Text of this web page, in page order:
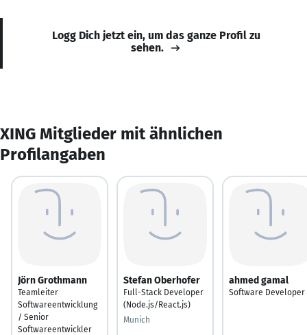
Logg Dich jetzt ein, um das ganze Profil zu
sehen.
XING Mitglieder mit ähnlichen
Profilangaben
Jörn Grothmann
Teamleiter
Softwareentwicklung
/ Senior
Softwareentwickler
Stefan Oberhofer
Full-Stack Developer
(Node.js/React.js)
Munich
ahmed gamal
Software Developer